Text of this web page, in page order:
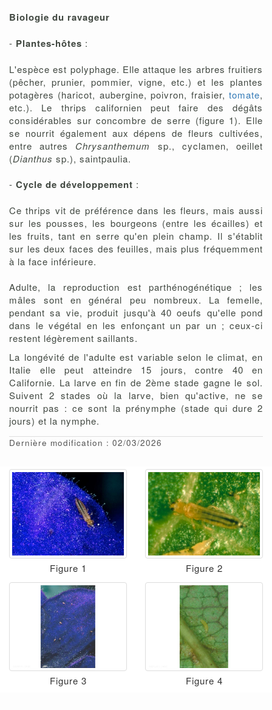
Biologie du ravageur
- Plantes-hôtes :
L'espèce est polyphage. Elle attaque les arbres fruitiers
(pêcher, prunier, pommier, vigne, etc.) et les plantes
potagères (haricot, aubergine, poivron, fraisier, tomate,
etc.). Le thrips californien peut faire des dégâts
considérables sur concombre de serre (figure 1). Elle
se nourrit également aux dépens de fleurs cultivées,
entre autres Chrysanthemum
sp., cyclamen, oeillet
(Dianthus sp.), saintpaulia.
- Cycle de développement :
Ce thrips vit de préférence dans les fleurs, mais aussi
sur les pousses, les bourgeons (entre les écailles) et
les fruits, tant en serre qu'en plein champ. Il s'établit
sur les deux faces des feuilles, mais plus fréquemment
à la face inférieure.
Adulte, la reproduction est parthénogénétique ; les
mâles sont en général peu nombreux. La femelle,
pendant sa vie, produit jusqu'à 40 oeufs qu'elle pond
dans le végétal en les enfonçant un par un ; ceux-ci
restent légèrement saillants.
La longévité de l'adulte est variable selon le climat, en
Italie elle peut atteindre 15 jours, contre 40 en
Californie. La larve en fin de 2ème stade gagne le sol.
Suivent 2 stades où la larve, bien qu'active, ne se
nourrit pas : ce sont la prénymphe (stade qui dure 2
jours) et la nymphe.
Dernière modification : 02/03/2026
Figure 1 Figure 2
Figure 3 Figure 4